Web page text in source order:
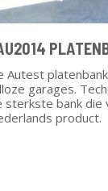
Autest
garages.
sterkste bank die
product.